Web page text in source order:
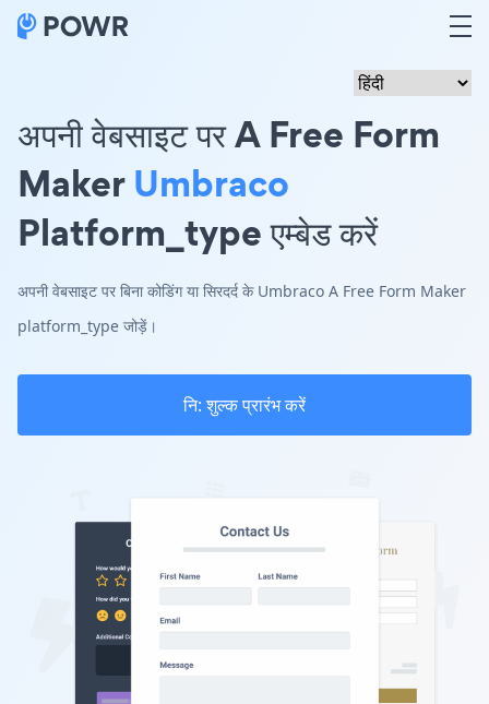
अपनी वेबसाइट पर A Free Form
MakerUmbraco
Platform_type एम्बेड करें
अपनी वेबसाइट पर बिना कोडिंग या सिरदर्द के Umbraco A Free Form Maker
platform_type जोड़ें।
नि: शुल्क प्रारंभ करें